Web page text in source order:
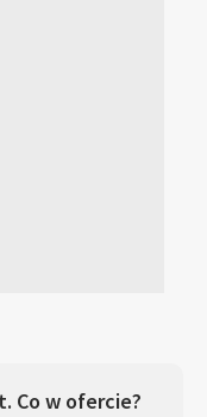
Co w ofercie?